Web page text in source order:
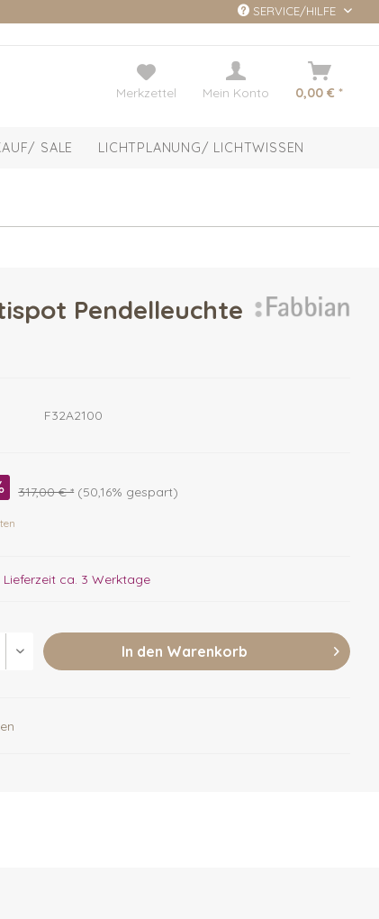
SERVICE/HILFE
Merkzettel Mein Konto 0,00 € *
SALE LICHTPLANUNG/ LICHTWISSEN
Pendelleuchte
F32A2100
317,00 € * (50,16% gespart)
ca. 3 Werktage
In den Warenkorb